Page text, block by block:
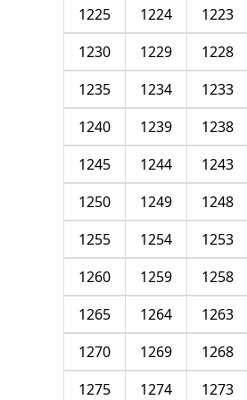
1223
1224
1225
1228
1229
1230
1233
1234
1235
1238
1239
1240
1243
1244
1245
1248
1249
1250
1253
1254
1255
1258
1259
1260
1263
1264
1265
1268
1269
1270
1273
1274
1275